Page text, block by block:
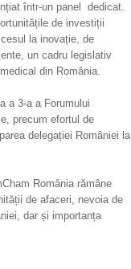
într-un panel dedicat.
de investiții
la inovație, de
un cadru legislativ
din România.
a 3-a a Forumului
precum efortul de
delegației României la
România rămâne
de afaceri, nevoia de
dar și importanța